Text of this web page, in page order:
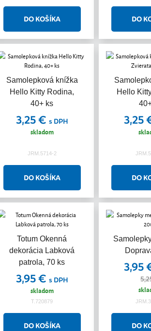
Samolepková knížka
Hello Kitty Rodina,
40+ ks
3,25 € s DPH
skladom
JRM.5714-2
Hello
3,25
Totum Okenná
dekorácia Labková
patrola, 70 ks
3,95 € s DPH
skladom
T.720879
3,95